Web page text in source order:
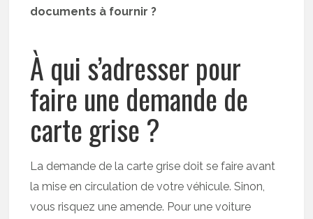
documents à fournir ?
À qui s’adresser pour
faire une demande de
carte grise ?
La demande de la carte grise doit se faire avant
la mise en circulation de votre véhicule. Sinon,
vous risquez une amende. Pour une voiture